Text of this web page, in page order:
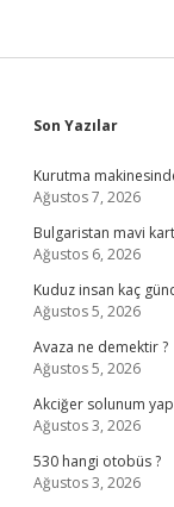
Sidebar
Son Yazılar
Kurutma
Ağustos 7, 2026
Bulgaristan mavi kart
Ağustos 6, 2026
Kuduz insan kaç
Ağustos 5, 2026
Avaza ne demektir ?
Ağustos 5, 2026
Akciğer solunum
Ağustos 3, 2026
530 hangi otobüs ?
Ağustos 3, 2026